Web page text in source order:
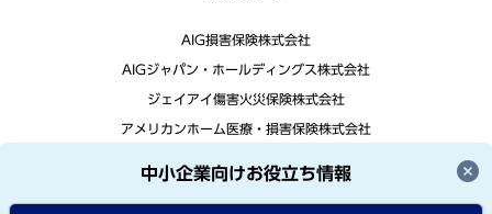
中小企業向けお役立ち情報
AIG損害保険株式会社
AIGジャパン・ホールディングス株式会社
ジェイアイ傷害火災保険株式会社
アメリカンホーム医療・損害保険株式会社